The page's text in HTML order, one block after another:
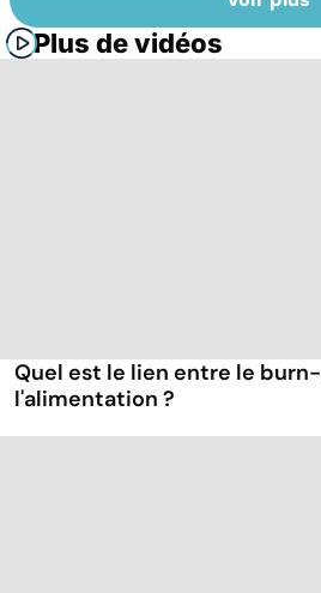
Plus de vidéos
Quel est le lien entre le
l'alimentation ?